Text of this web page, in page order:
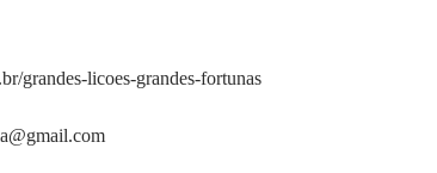
grandes-licoes-grandes-fortunas